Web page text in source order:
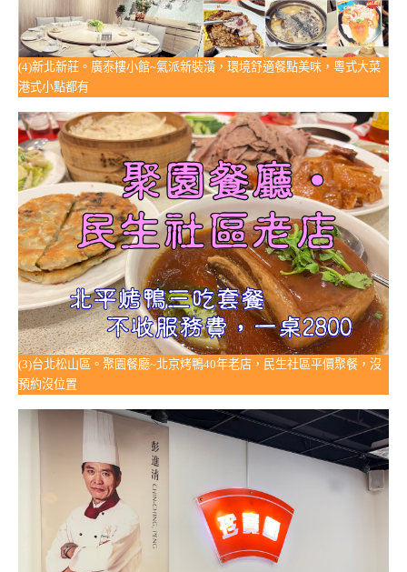
(4)新北新莊。廣泰樓小館~氣派新裝潢，環境舒適餐點美味，粵式大菜
港式小點都有
(3)台北松山區。聚園餐廳~北京烤鴨40年老店，民生社區平價聚餐，沒
預約沒位置